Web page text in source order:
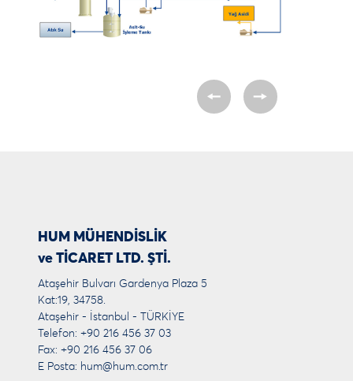
HUM MÜHENDİSLİK
ve TİCARET LTD. ŞTİ.
Ataşehir Bulvarı Gardenya Plaza 5
Kat:19, 34758.
Ataşehir - İstanbul - TÜRKİYE
Telefon: +90 216 456 37 03
Fax: +90 216 456 37 06
E Posta: hum@hum.com.tr